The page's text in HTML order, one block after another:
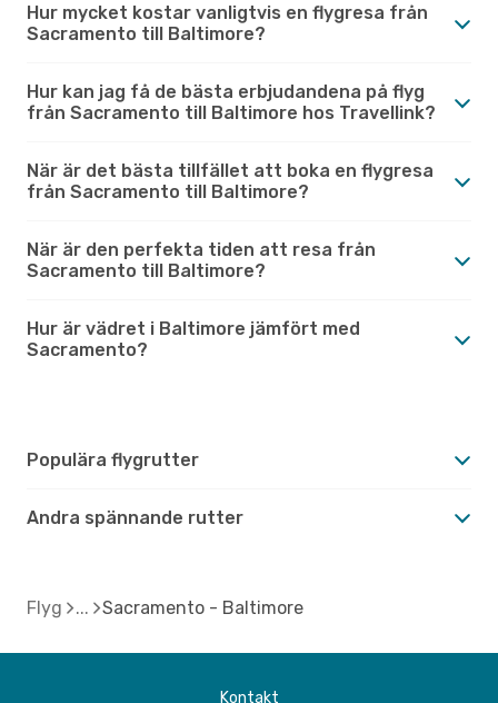
Hur mycket kostar vanligtvis en flygresa från
Sacramento till Baltimore?
Hur kan jag få de bästa erbjudandena på flyg
från Sacramento till Baltimore hos Travellink?
När är det bästa tillfället att boka en flygresa
från Sacramento till Baltimore?
När är den perfekta tiden att resa från
Sacramento till Baltimore?
Hur är vädret i Baltimore jämfört med
Sacramento?
Populära flygrutter
Andra spännande rutter
Flyg Sacramento - Baltimore
Kontakt